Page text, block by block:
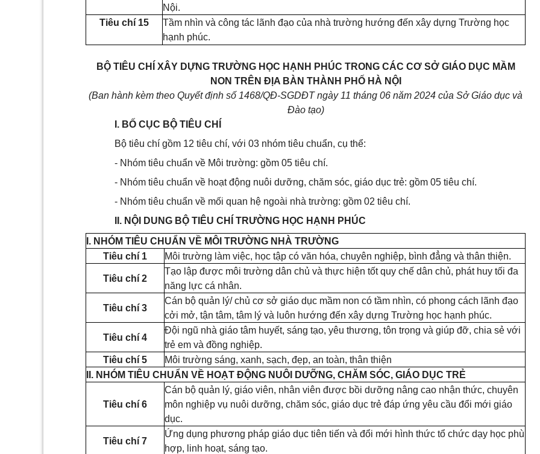
Nội.
Tiêu chí 15
Tầm nhìn và công tác lãnh đạo của nhà trường hướng đến xây dựng Trường học
hạnh phúc.
BỘ TIÊU CHÍ XÂY DỰNG TRƯỜNG HỌC HẠNH PHÚC TRONG CÁC CƠ SỞ GIÁO DỤC MẦM
NON TRÊN ĐỊA BÀN THÀNH PHỐ HÀ NỘI
(Ban hành kèm theo Quyết định số 1468/QĐ-SGDĐT ngày 11 tháng 06 năm 2024 của Sở Giáo dục và
Đào tạo)
I. BỐ CỤC BỘ TIÊU CHÍ
Bộ tiêu chí gồm 12 tiêu chí, với 03 nhóm tiêu chuẩn, cụ thể:
- Nhóm tiêu chuẩn về Môi trường: gồm 05 tiêu chí.
- Nhóm tiêu chuẩn về hoạt động nuôi dưỡng, chăm sóc, giáo dục trẻ: gồm 05 tiêu chí.
- Nhóm tiêu chuẩn về mối quan hệ ngoài nhà trường: gồm 02 tiêu chí.
II. NỘI DUNG BỘ TIÊU CHÍ TRƯỜNG HỌC HẠNH PHÚC
I. NHÓM TIÊU CHUẨN VỀ MÔI TRƯỜNG NHÀ TRƯỜNG
Tiêu chí 1
Môi trường làm việc, học tập có văn hóa, chuyên nghiệp, bình đẳng và thân thiện.
Tiêu chí 2
Tạo lập được môi trường dân chủ và thực hiện tốt quy chế dân chủ, phát huy tối đa
năng lực cá nhân.
Tiêu chí 3
Cán bộ quản lý/ chủ cơ sở giáo dục mầm non có tầm nhìn, có phong cách lãnh đạo
cởi mở, tận tâm, tâm lý và luôn hướng đến xây dựng Trường học hạnh phúc.
Tiêu chí 4
Đội ngũ nhà giáo tâm huyết, sáng tạo, yêu thương, tôn trọng và giúp đỡ, chia sẻ với
trẻ em và đồng nghiệp.
Tiêu chí 5
Môi trường sáng, xanh, sạch, đẹp, an toàn, thân thiện
II. NHÓM TIÊU CHUẨN VỀ HOẠT ĐỘNG NUÔI DƯỠNG, CHĂM SÓC, GIÁO DỤC TRẺ
Tiêu chí 6
Cán bộ quản lý, giáo viên, nhân viên được bồi dưỡng nâng cao nhận thức, chuyên
môn nghiệp vụ nuôi dưỡng, chăm sóc, giáo dục trẻ đáp ứng yêu cầu đổi mới giáo
dục.
Tiêu chí 7
Ứng dụng phương pháp giáo dục tiên tiến và đổi mới hình thức tổ chức dạy học phù
hợp, linh hoạt, sáng tạo.